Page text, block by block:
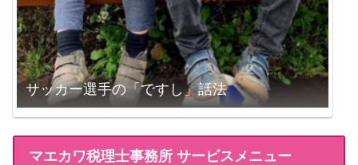
サッカー選手の「ですし」話法
マエカワ税理士事務所 サービスメニュー